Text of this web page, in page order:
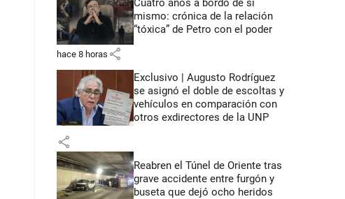
Cuatro años a bordo de sí
mismo: crónica de la relación
“tóxica” de Petro con el poder
hace 8 horas share
Exclusivo | Augusto Rodríguez
se asignó el doble de escoltas y
vehículos en comparación con
otros exdirectores de la UNP
share
Reabren el Túnel de Oriente tras
grave accidente entre furgón y
buseta que dejó ocho heridos